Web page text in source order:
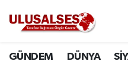
GÜNDEM DÜNYA